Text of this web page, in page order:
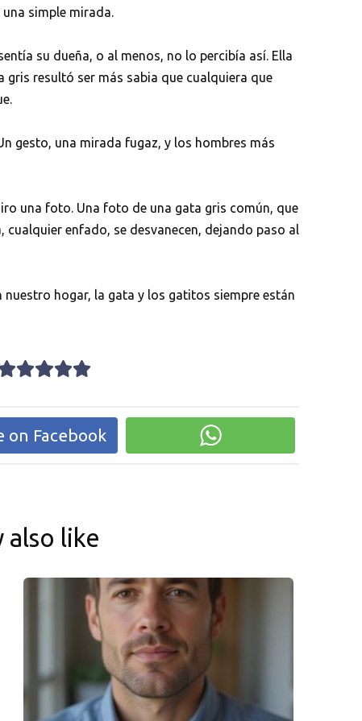
simple mirada.
su dueña, o al menos, no lo percibía así. Ella
gris resultó ser más sabia que cualquiera que
gesto, una mirada fugaz, y los hombres más
una foto. Una foto de una gata gris común, que
enfado, se desvanecen, dejando paso al
nuestro hogar, la gata y los gatitos siempre están
on Facebook
also like